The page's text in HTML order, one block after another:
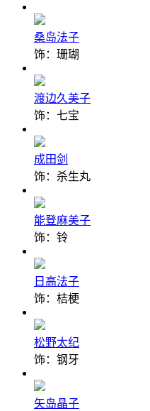
桑岛法子
饰：珊瑚
渡边久美子
饰：七宝
成田剑
饰：杀生丸
能登麻美子
饰：铃
日高法子
饰：桔梗
松野太纪
饰：钢牙
矢岛晶子